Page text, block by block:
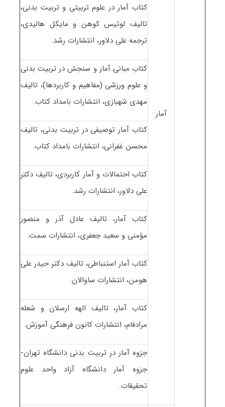
آمار
کتاب آمار در علوم تربیتی و تربیت بدنی،
تالیف لوئیس کوهن و مایکل هالیدی،
ترجمه علی دلاور، انتشارات رشد.
کتاب مبانی آمار و سنجش در تربیت بدنی
و علوم ورزشی (مفاهیم و کاربردها)، تالیف
مهدی شهبازی، انتشارات بامداد کتاب.
کتاب آمار توصیفی در تربیت بدنی، تالیف
محسن غفرانی، انتشارات بامداد کتاب.
کتاب احتمالات و آمار کاربردی، تالیف دکتر
علی دلاور، انتشارات رشد.
کتاب آمار، تالیف عادل آذر و منصور
مؤمنی و سعید جعفری، انتشارات سمت.
کتاب آمار استنباطی، تالیف دکتر حیدر علی
هومن، انتشارات ساوالان.
کتاب آمار، تالیف الهه ارسلان و شعله
مرادفام، انتشارات کانون فرهنگی آموزش.
جزوه آمار در تربیت بدنی دانشگاه تهران-
جزوه آمار دانشگاه آزاد واحد علوم
تحقیقات.